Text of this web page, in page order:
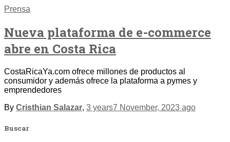
Prensa
Nueva plataforma de e-commerce
abre en Costa Rica
CostaRicaYa.com ofrece millones de productos al
consumidor y además ofrece la plataforma a pymes y
emprendedores
By Cristhian Salazar, 3 years7 November, 2023 ago
Buscar